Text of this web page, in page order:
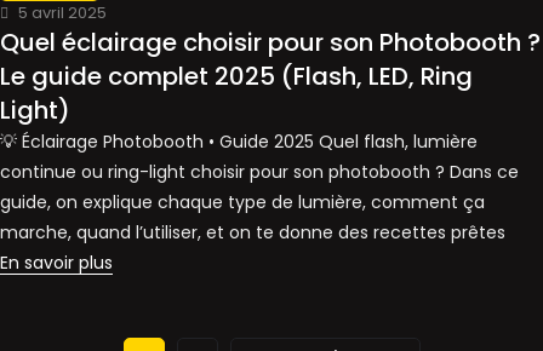
5 avril 2025
Quel éclairage choisir pour son Photobooth ?
Le guide complet 2025 (Flash, LED, Ring
Light)
💡 Éclairage Photobooth • Guide 2025 Quel flash, lumière
continue ou ring-light choisir pour son photobooth ? Dans ce
guide, on explique chaque type de lumière, comment ça
marche, quand l’utiliser, et on te donne des recettes prêtes
En savoir plus